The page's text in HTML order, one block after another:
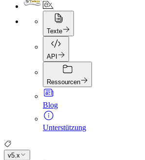
Texte
API
Ressourcen
Blog
Unterstützung
v5.x